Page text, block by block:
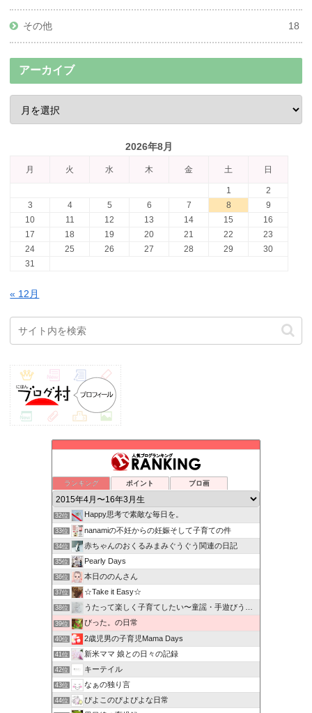
その他 18
アーカイブ
2026年8月
月 火 水 木 金 土 日
1
2
3
4 5 6 7 8
9
10
11 12 13 14 15
16
17
18 19 20 21 22
23
24
25 26 27 28 29
30
31
« 12月
ランキング ポイント ブロ画
32位 Happy思考で素敵な毎日を。
33位 nanamiの不妊からの妊娠そして子育ての件
34位 赤ちゃんのおくるみまみぐうぐう関連の日記
35位 Pearly Days
36位 本日ののんさん
37位 ☆Take it Easy☆
38位 うたって楽しく子育てしたい〜童謡・手遊びうたの力〜
39位 びった。の日常
40位 2歳児男の子育児Mama Days
41位 新米ママ 娘との日々の記録
42位 キーテイル
43位 なぁの独り言
44位 ぴよこのぴよぴよな日常